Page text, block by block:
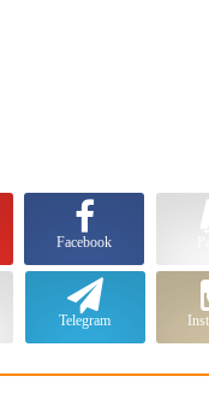
Facebook
Telegram